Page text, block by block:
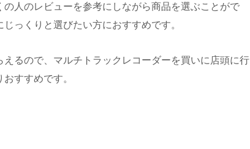
人のレビューを参考にしながら商品を選ぶことがで
っくりと選びたい方におすすめです。
るので、マルチトラックレコーダーを買いに店頭に行
すすめです。